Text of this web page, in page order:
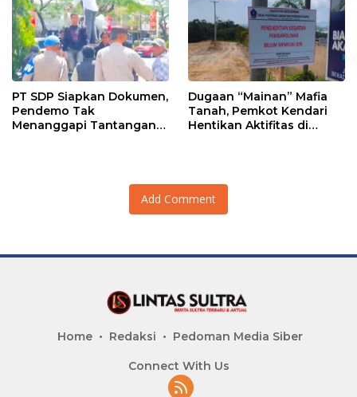
PT SDP Siapkan Dokumen,
Pendemo Tak
Menanggapi Tantangan
Dugaan “Mainan” Mafia
Tanah, Pemkot Kendari
Hentikan Aktifitas di
Add Comment
Home Redaksi Pedoman Media Siber
Connect With Us